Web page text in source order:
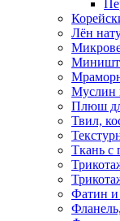
Лён
Муслин
Плюш
Твил,
Ткань с
Фатин